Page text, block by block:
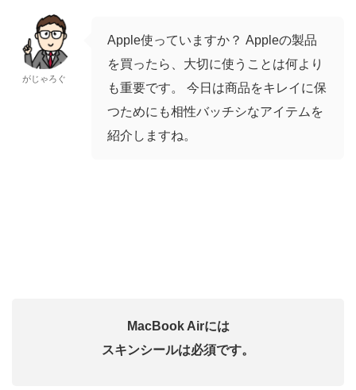
がじゃろぐ
Apple使っていますか？ Appleの製品
を買ったら、大切に使うことは何より
も重要です。 今日は商品をキレイに保
つためにも相性バッチシなアイテムを
紹介しますね。
MacBook Airには
スキンシールは必須です。